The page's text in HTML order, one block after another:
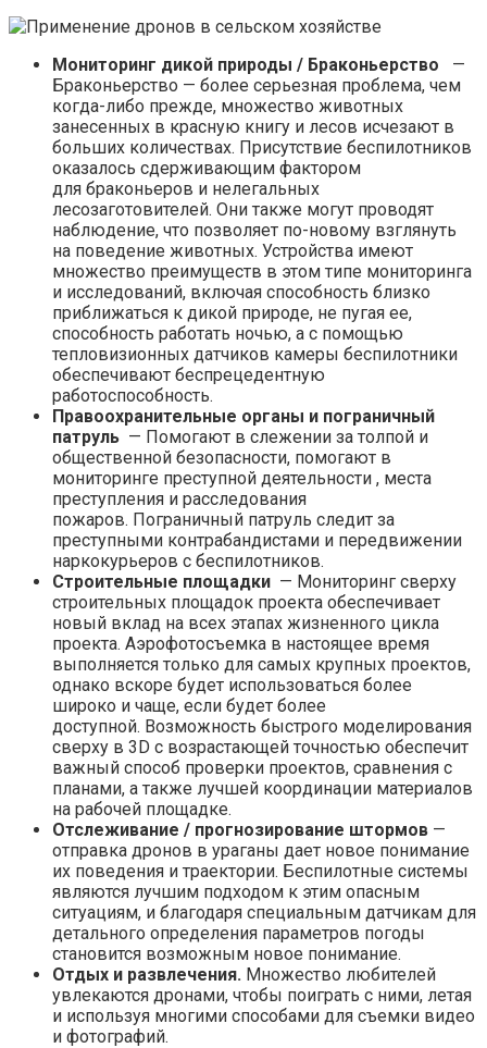
Мониторинг дикой природы / Браконьерство
—
Браконьерство — более серьезная проблема, чем
когда-либо прежде, множество животных
занесенных в красную книгу и лесов исчезают в
больших количествах. Присутствие беспилотников
оказалось сдерживающим фактором
для браконьеров и нелегальных
лесозаготовителей. Они также могут проводят
наблюдение, что позволяет по-новому взглянуть
на поведение животных. Устройства имеют
множество преимуществ в этом типе мониторинга
и исследований, включая способность близко
приближаться к дикой природе, не пугая ее,
способность работать ночью, а с помощью
тепловизионных датчиков камеры беспилотники
обеспечивают беспрецедентную
работоспособность.
Правоохранительные органы и пограничный
патруль — Помогают в слежении за толпой и
общественной безопасности, помогают в
мониторинге преступной деятельности , места
преступления и расследования
пожаров. Пограничный патруль следит за
преступными контрабандистами и передвижении
наркокурьеров с беспилотников.
Строительные площадки — Мониторинг сверху
строительных площадок проекта обеспечивает
новый вклад на всех этапах жизненного цикла
проекта. Аэрофотосъемка в настоящее время
выполняется только для самых крупных проектов,
однако вскоре будет использоваться более
широко и чаще, если будет более
доступной. Возможность быстрого моделирования
сверху в 3D с возрастающей точностью обеспечит
важный способ проверки проектов, сравнения с
планами, а также лучшей координации материалов
на рабочей площадке.
Отслеживание / прогнозирование штормов —
отправка дронов в ураганы дает новое понимание
их поведения и траектории. Беспилотные системы
являются лучшим подходом к этим опасным
ситуациям, и благодаря специальным датчикам для
детального определения параметров погоды
становится возможным новое понимание.
Отдых и развлечения. Множество любителей
увлекаются дронами, чтобы поиграть с ними, летая
и используя многими способами для съемки видео
и фотографий.